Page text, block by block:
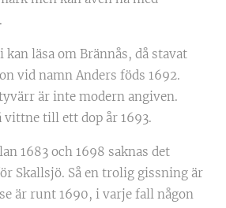
kan läsa om Brännås, då stavat
vid namn Anders föds 1692.
är inte modern angiven.
vittne till ett dop år 1693.
1683 och 1698 saknas det
Skallsjö. Så en trolig gissning är
är runt 1690, i varje fall någon